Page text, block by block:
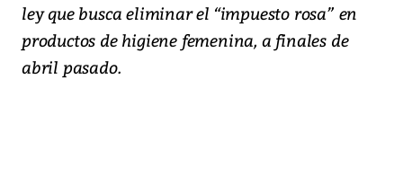
ley que busca eliminar el “impuesto rosa” en
productos de higiene femenina, a finales de
abril pasado.